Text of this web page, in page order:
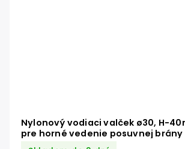
Nylonový vodiaci valček ø30, H-
pre horné vedenie posuvnej brány